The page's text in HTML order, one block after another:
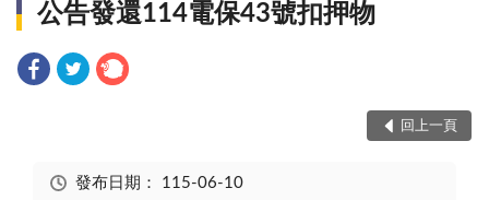
公告發還114電保43號扣押物
回上一頁
發布日期： 115-06-10